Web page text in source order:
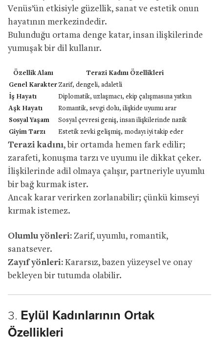
Venüs’ün etkisiyle güzellik, sanat ve estetik onun
hayatının merkezindedir.
Bulunduğu ortama denge katar, insan ilişkilerinde
yumuşak bir dil kullanır.
Özellik Alanı
Terazi Kadını Özellikleri
Genel Karakter Zarif, dengeli, adaletli
İş Hayatı
Diplomatik, uzlaşmacı, ekip çalışmasına yatkın
Aşk Hayatı
Romantik, sevgi dolu, ilişkide uyumu arar
Sosyal Yaşam
Sosyal çevresi geniş, insan ilişkilerinde nazik
Giyim Tarzı
Estetik zevki gelişmiş, modayı iyi takip eder
Terazi kadını, bir ortamda hemen fark edilir;
zarafeti, konuşma tarzı ve uyumu ile dikkat çeker.
İlişkilerinde adil olmaya çalışır, partneriyle uyumlu
bir bağ kurmak ister.
Ancak karar verirken zorlanabilir; çünkü kimseyi
kırmak istemez.
Olumlu yönleri: Zarif, uyumlu, romantik,
sanatsever.
Zayıf yönleri: Kararsız, bazen yüzeysel ve onay
bekleyen bir tutumda olabilir.
3. Eylül Kadınlarının Ortak
Özellikleri